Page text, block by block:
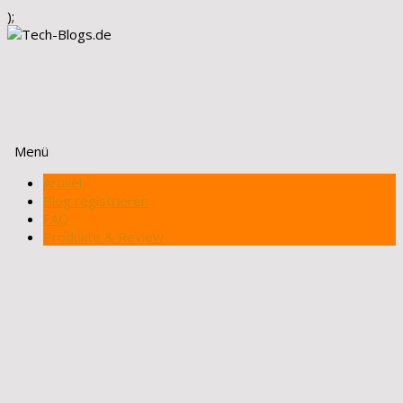
);
Menü
Zum
Inhalt
springen
Artikel
Blog registrieren
FAQ
Produkte & Review